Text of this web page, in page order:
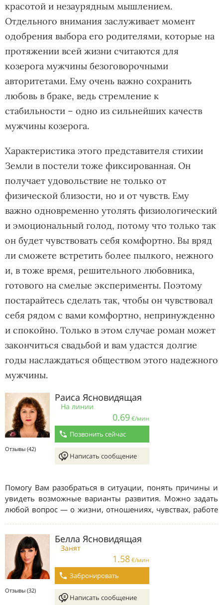
красотой и незаурядным мышлением.
Отдельного внимания заслуживает момент
одобрения выбора его родителями, которые на
протяжении всей жизни считаются для
козерога мужчины безоговорочными
авторитетами. Ему очень важно сохранить
любовь в браке, ведь стремление к
стабильности – одно из сильнейших качеств
мужчины козерога.
Характеристика этого представителя стихии
Земли в постели тоже фиксированная. Он
получает удовольствие не только от
физической близости, но и от чувств. Ему
важно одновременно утолять физиологический
и эмоциональный голод, потому что только так
он будет чувствовать себя комфортно. Вы вряд
ли сможете встретить более пылкого, нежного
и, в тоже время, решительного любовника,
готового на смелые эксперименты. Поэтому
постарайтесь сделать так, чтобы он чувствовал
себя рядом с вами комфортно, непринужденно
и спокойно. Только в этом случае роман может
закончиться свадьбой и вам удастся долгие
годы наслаждаться обществом этого надежного
мужчины.